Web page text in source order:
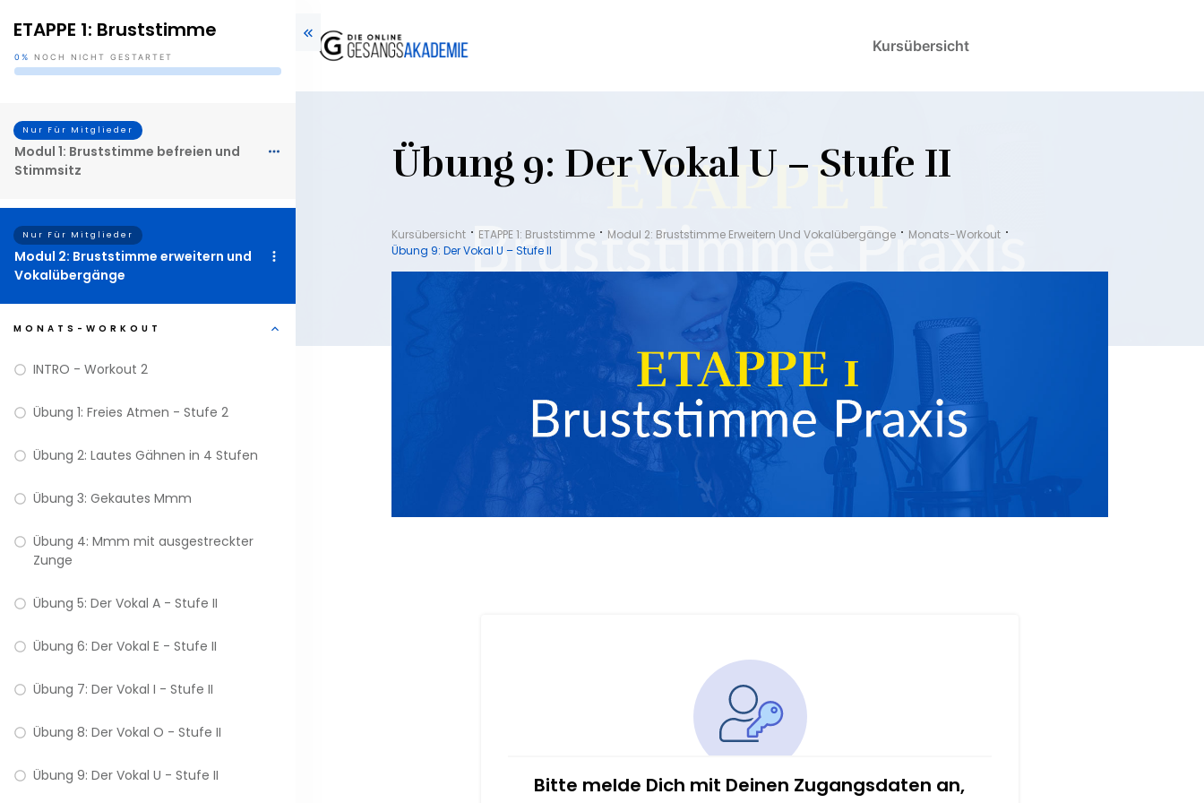
Kursübersicht
Übung 9: Der Vokal U – Stufe II
Kursübersicht ETAPPE 1: Bruststimme Modul 2: Bruststimme Erweitern Und Vokalübergänge
Monats-Workout
Übung 9: Der Vokal U – Stufe II
Bitte melde Dich mit Deinen Zugangsdaten an,
ETAPPE 1: Bruststimme
0% NOCH NICHT GESTARTET
Nur Für Mitglieder
Modul 1: Bruststimme befreien und
Stimmsitz
Nur Für Mitglieder
Modul 2: Bruststimme erweitern und
Vokalübergänge
MONATS-WORKOUT
INTRO - Workout 2
Übung 1: Freies Atmen - Stufe 2
Übung 2: Lautes Gähnen in 4 Stufen
Übung 3: Gekautes Mmm
Übung 4: Mmm mit ausgestreckter
Zunge
Übung 5: Der Vokal A - Stufe II
Übung 6: Der Vokal E - Stufe II
Übung 7: Der Vokal I - Stufe II
Übung 8: Der Vokal O - Stufe II
Übung 9: Der Vokal U - Stufe II